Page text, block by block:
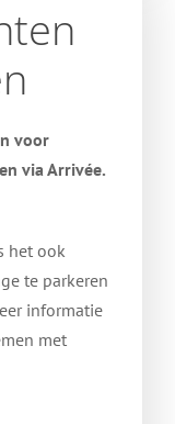
voor
via Arrivée.
het ook
te parkeren
informatie
met